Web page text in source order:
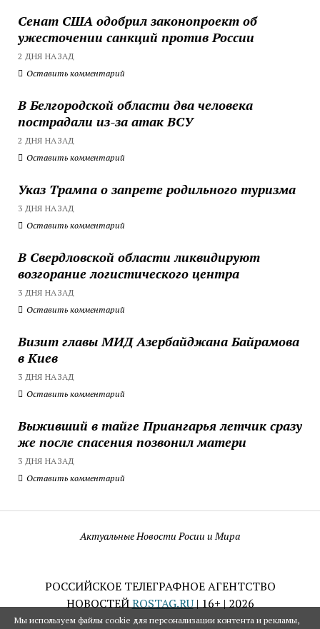
Сенат США одобрил законопроект об
ужесточении санкций против России
2 ДНЯ НАЗАД
Оставить комментарий
В Белгородской области два человека
пострадали из-за атак ВСУ
2 ДНЯ НАЗАД
Оставить комментарий
Указ Трампа о запрете родильного туризма
3 ДНЯ НАЗАД
Оставить комментарий
В Свердловской области ликвидируют
возгорание логистического центра
3 ДНЯ НАЗАД
Оставить комментарий
Визит главы МИД Азербайджана Байрамова
в Киев
3 ДНЯ НАЗАД
Оставить комментарий
Выживший в тайге Приангарья летчик сразу
же после спасения позвонил матери
3 ДНЯ НАЗАД
Оставить комментарий
Актуальные Новости Росии и Мира
РОССИЙСКОЕ ТЕЛЕГРАФНОЕ АГЕНТСТВО
НОВОСТЕЙROSTAG.RU| 16+ | 2026
Мы используем файлы cookie для персонализации контента и рекламы,